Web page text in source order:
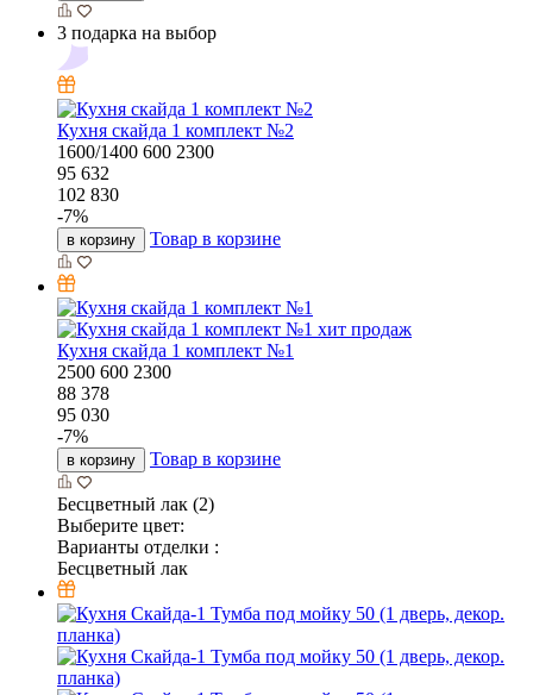
3 подарка на выбор
Кухня скайда 1 комплект №2
1600/1400 600 2300
95 632
102 830
-7%
в корзину Товар в корзине
хит продаж
Кухня скайда 1 комплект №1
2500 600 2300
88 378
95 030
-7%
в корзину Товар в корзине
Бесцветный лак (2)
Выберите цвет:
Варианты отделки :
Бесцветный лак